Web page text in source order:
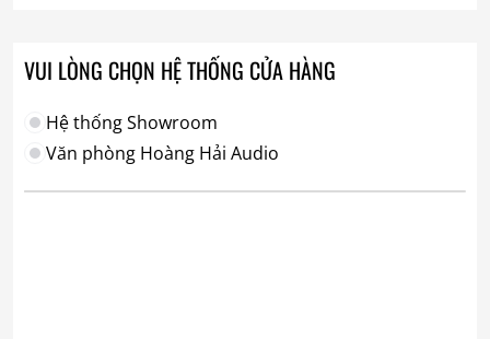
VUI LÒNG CHỌN HỆ THỐNG CỬA HÀNG
Hệ thống Showroom
Văn phòng Hoàng Hải Audio